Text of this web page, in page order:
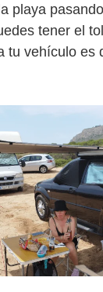
playa
tener el
tu vehículo es